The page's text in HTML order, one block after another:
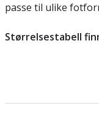
passe til ulike
Størrelsestabell